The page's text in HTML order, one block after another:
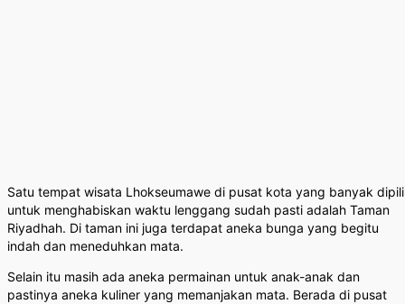
Satu tempat wisata Lhokseumawe di pusat kota yang banyak
untuk menghabiskan waktu lenggang sudah pasti adalah Taman
Riyadhah. Di taman ini juga terdapat aneka bunga yang begitu
indah dan meneduhkan mata.
Selain itu masih ada aneka permainan untuk anak-anak dan
pastinya aneka kuliner yang memanjakan mata. Berada di pusat